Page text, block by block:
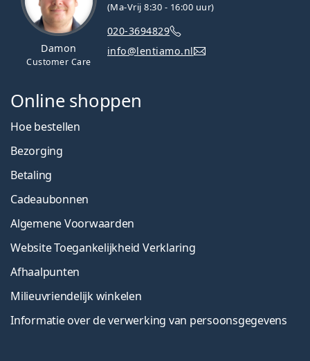
Damon
Customer Care
(Ma-Vrij 8:30 - 16:00 uur)
020-3694829
info@lentiamo.nl
Online shoppen
Hoe bestellen
Bezorging
Betaling
Cadeaubonnen
Algemene Voorwaarden
Website Toegankelijkheid Verklaring
Afhaalpunten
Milieuvriendelijk winkelen
Informatie over de verwerking van persoonsgegevens